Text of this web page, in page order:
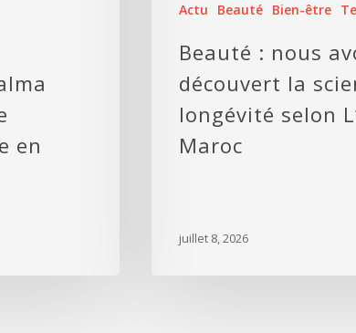
en
Actu Beauté Bien-être
Beauté : nous
découvert la
longévité selon
Maroc
juillet 8, 2026